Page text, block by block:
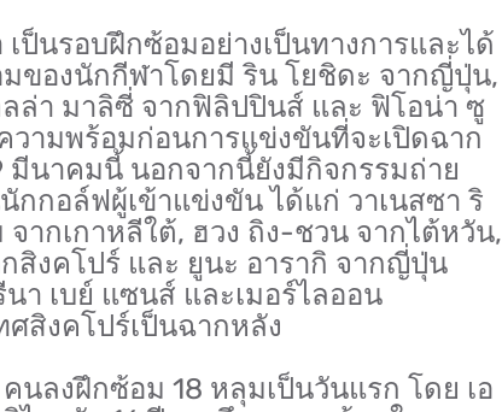
ป็นรอบฝึกซ้อมอย่างเป็นทางการและได้
ของนักกีฬาโดยมี ริน โยชิดะ จากญี่ปุ่น,
ลล่า มาลิซี่ จากฟิลิปปินส์ และ ฟิโอน่า ซู
ามพร้อมก่อนการแข่งขันที่จะเปิดฉาก
นาคมนี้ นอกจากนี้ยังมีกิจกรรมถ่าย
กอล์ฟผู้เข้าแข่งขัน ได้แก่ วาเนสซา ริ
ากเกาหลีใต้, ฮวง ถิง-ชวน จากไต้หวัน,
สิงคโปร์ และ ยูนะ อารากิ จากญี่ปุ่น
า เบย์ แซนส์ และเมอร์ไลออน
สิงคโปร์เป็นฉากหลัง
ลงฝึกซ้อม 18 หลุมเป็นวันแรก โดย เอ